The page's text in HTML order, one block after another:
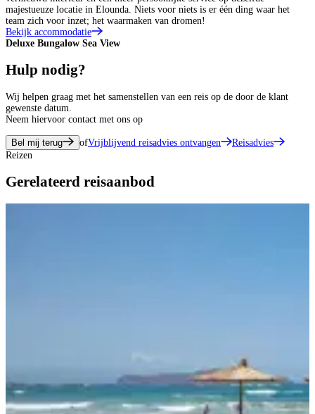
majestueuze locatie in Elounda. Niets voor niets is er één ding waar het
team zich voor inzet; het waarmaken van dromen!
Bekijk accommodatie
Deluxe Bungalow Sea View
Hulp nodig?
Wij helpen graag met het samenstellen van een reis op de door de klant
gewenste datum.
Neem hiervoor contact met ons op
Bel mij terug ofVrijblijvend reisadvies ontvangen
Reisadvies
Reizen
Gerelateerd reisaanbod